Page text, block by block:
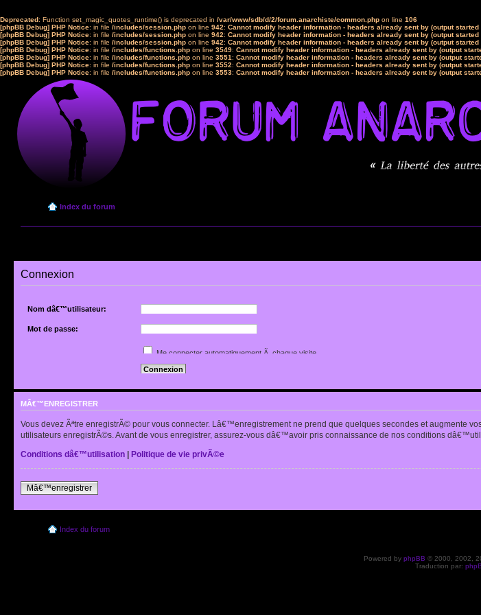
Deprecated: Function set_magic_quotes_runtime() is deprecated in /var/www/sdb/d/2/forum.anarchiste/common.php on line 106
[phpBB Debug] PHP Notice: in file /includes/session.php on line 942: Cannot modify header information - headers already sent by (output started
[phpBB Debug] PHP Notice: in file /includes/session.php on line 942: Cannot modify header information - headers already sent by (output started
[phpBB Debug] PHP Notice: in file /includes/session.php on line 942: Cannot modify header information - headers already sent by (output started
[phpBB Debug] PHP Notice: in file /includes/functions.php on line 3549: Cannot modify header information - headers already sent by (output
[phpBB Debug] PHP Notice: in file /includes/functions.php on line 3551: Cannot modify header information - headers already sent by (output
[phpBB Debug] PHP Notice: in file /includes/functions.php on line 3552: Cannot modify header information - headers already sent by (output
[phpBB Debug] PHP Notice: in file /includes/functions.php on line 3553: Cannot modify header information - headers already sent by (output
Index du forum
Connexion
Nom dâ€™utilisateur:
Mot de passe:
Renvoyer lâ€™e-mail de confirmation
Me connecter automatiquement Ã chaque visite
Cacher mon statut en ligne pour cette session
MÂ€™ENREGISTRER
Vous devez Ãªtre enregistrÃ© pour vous connecter. Lâ€™enregistrement ne prend que quelques secondes et
utilisateurs enregistrÃ©s. Avant de vous enregistrer, assurez-vous dâ€™avoir pris connaissance de nos conditions
Conditions dâ€™utilisation
Politique de vie privÃ©e
Mâ€™enregistrer
Index du forum
Powered by phpBB © 2000, 2002,
Traduction par: